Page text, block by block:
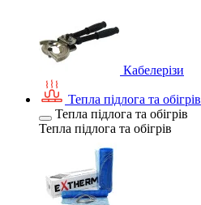
Кабелерізи
Тепла підлога та обігрів
Тепла підлога та обігрів
Тепла підлога та обігрів